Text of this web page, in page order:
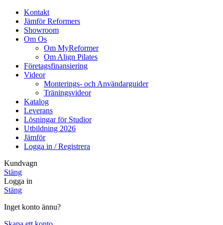
Kontakt
Jämför Reformers
Showroom
Om Os
Om MyReformer
Om Align Pilates
Företagsfinansiering
Videor
Monterings- och Användarguider
Träningsvideor
Katalog
Leverans
Lösningar för Studior
Utbildning 2026
Jämför
Logga in / Registrera
Kundvagn
Stäng
Logga in
Stäng
Inget konto ännu?